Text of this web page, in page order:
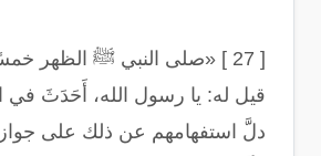
[ 27 ] «
صلى النبي ﷺ الظهر
قيل له: يا رسول الله، أَحَدَثَ
دلَّ استفهامهم عن ذلك على